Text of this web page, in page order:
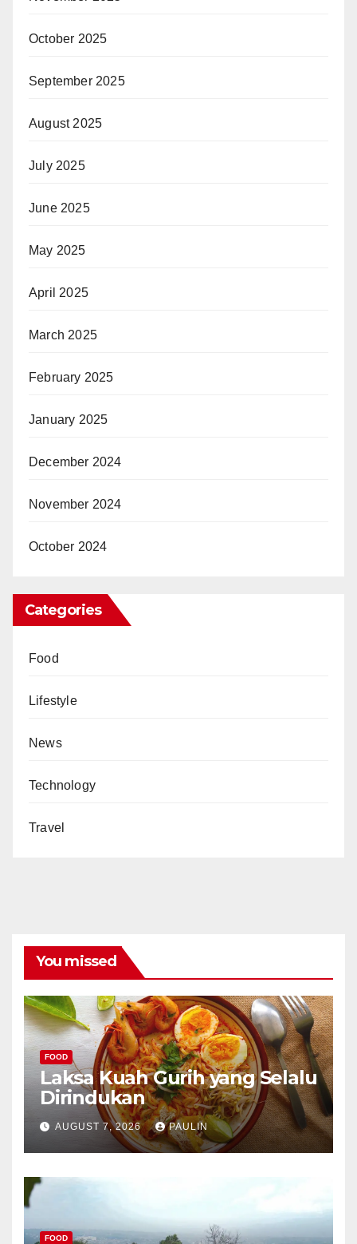
October 2025
September 2025
August 2025
July 2025
June 2025
May 2025
April 2025
March 2025
February 2025
January 2025
December 2024
November 2024
October 2024
Categories
Food
Lifestyle
News
Technology
Travel
You missed
FOOD
Laksa Kuah Gurih yang Selalu
Dirindukan
AUGUST 7, 2026 PAULIN
FOOD